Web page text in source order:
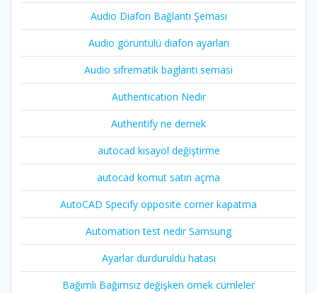
Audio Diafon Bağlantı Şeması
Audio görüntülü diafon ayarları
Audio sifrematik baglanti semasi
Authentication Nedir
Authentify ne demek
autocad kısayol değiştirme
autocad komut satırı açma
AutoCAD Specify opposite corner kapatma
Automation test nedir Samsung
Ayarlar durduruldu hatası
Bağımlı Bağımsız değişken örnek cümleler